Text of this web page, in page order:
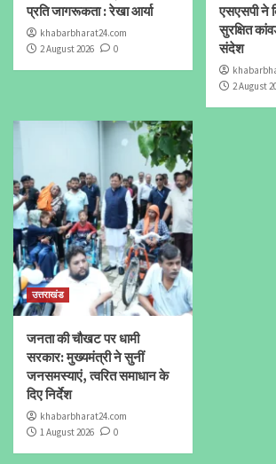
प्रति जागरूकता : रेखा आर्या
khabarbharat24.com
2 August 2026
0
एसएसपी ने
सुरक्षित
संदेश
2 August
उत्तराखंड
जनता की चौखट पर धामी
सरकार: मुख्यमंत्री ने सुनीं
जनसमस्याएं, त्वरित समाधान के
दिए निर्देश
khabarbharat24.com
1 August 2026
0